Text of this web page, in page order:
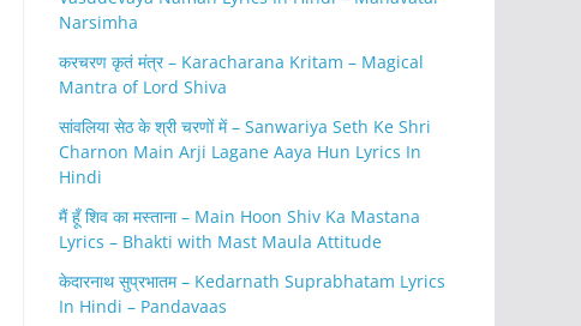
Narsimha
करचरण कृतं मंत्र – Karacharana Kritam – Magical
Mantra of Lord Shiva
सांवलिया सेठ के श्री चरणों में – Sanwariya Seth Ke Shri
Charnon Main Arji Lagane Aaya Hun Lyrics In
Hindi
मैं हूँ शिव का मस्ताना – Main Hoon Shiv Ka Mastana
Lyrics – Bhakti with Mast Maula Attitude
केदारनाथ सुप्रभातम – Kedarnath Suprabhatam Lyrics
In Hindi – Pandavaas